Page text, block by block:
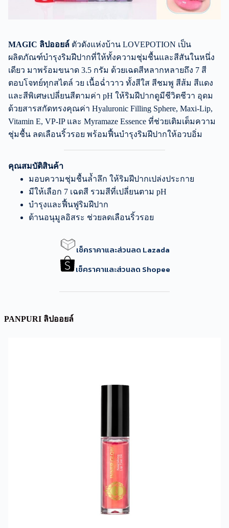
MAGIC ลิปออยล์ ตัวดังแห่งบ้าน LOVEPOTION เป็น
ผลิตภัณฑ์บำรุงริมฝีปากที่ให้ทั้งความชุ่มชื้นและสีสันในหนึ่ง
เดียว มาพร้อมขนาด 3.5 กรัม ด้วยเฉดสีหลากหลายถึง 7 สี
ตอบโจทย์ทุกสไตล์ วย เนื้อฉ่ำวาว ทั้งสีใส สีชมพู สีส้ม สีแดง
และสีพิเศษเปลี่ยนสีตามค่า pH ให้ริมฝีปากดูมีชีวิตชีวา อุดม
ด้วยสารสกัดทรงคุณค่า Hyaluronic Filling Sphere, Maxi-Lip,
Vitamin E, VP-IP และ Myramaze Essence ที่ช่วยเติมเต็มความ
ชุ่มชื้น ลดเลือนริ้วรอย พร้อมฟื้นบำรุงริมฝีปากให้อวบอิ่ม
คุณสมบัติสินค้า
มอบความชุ่มชื้นล้ำลึก ให้ริมฝีปากเปล่งประกาย
มีให้เลือก 7 เฉดสี รวมสีที่เปลี่ยนตาม pH
บำรุงและฟื้นฟูริมฝีปาก
ต้านอนุมูลอิสระ ช่วยลดเลือนริ้วรอย
เช็คราคาและส่วนลด Lazada
เช็คราคาและส่วนลด Shopee
PANPURI ลิปออยล์